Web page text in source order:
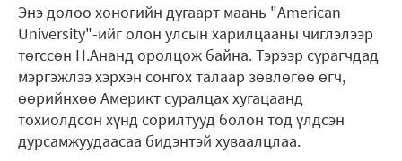
Энэ долоо хоногийн дугаарт маань "American
University"-ийг олон улсын харилцааны чиглэлээр
төгссөн Н.Ананд оролцож байна. Тэрээр сурагчдад
мэргэжлээ хэрхэн сонгох талаар зөвлөгөө өгч,
өөрийнхөө Америкт суралцах хугацаанд
тохиолдсон хүнд сорилтууд болон тод үлдсэн
дурсамжуудаасаа бидэнтэй хуваалцлаа.